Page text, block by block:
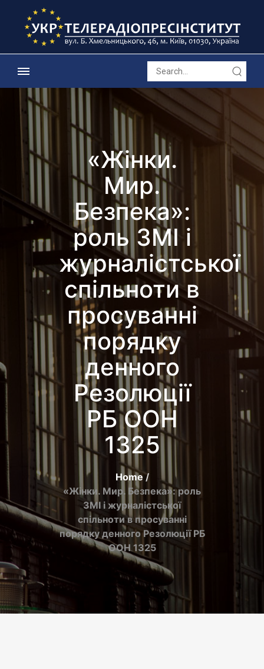
«Жінки.
Мир.
Безпека»:
роль ЗМІ і
журналістської
спільноти в
просуванні
порядку
денного
Резолюції
РБ ООН
1325
Home
«Жінки. Мир. Безпека»: роль
ЗМІ і журналістської
спільноти в просуванні
порядку денного Резолюції РБ
ООН 1325